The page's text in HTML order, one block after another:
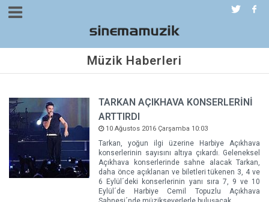
Müzik Haberleri
TARKAN AÇIKHAVA KONSERLERİNİ
ARTTIRDI
10 Ağustos 2016 Çarşamba 10:03
Tarkan, yoğun ilgi üzerine Harbiye Açıkhava
konserlerinin sayısını altıya çıkardı. Geleneksel
Açıkhava konserlerinde sahne alacak Tarkan,
daha önce açıklanan ve biletleri tükenen 3, 4 ve
6 Eylül´deki konserlerinin yanı sıra 7, 9 ve 10
Eylül´de Harbiye Cemil Topuzlu Açıkhava